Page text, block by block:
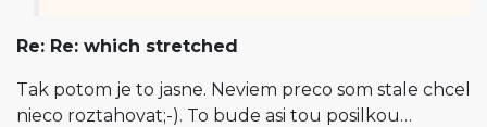
Re: Re: which stretched
Tak potom je to jasne. Neviem preco som stale chcel
nieco roztahovat;-). To bude asi tou posilkou…